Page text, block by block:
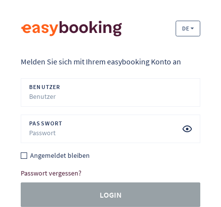
DE
Melden Sie sich mit Ihrem easybooking Konto an
BENUTZER
PASSWORT
Angemeldet bleiben
Passwort vergessen?
LOGIN